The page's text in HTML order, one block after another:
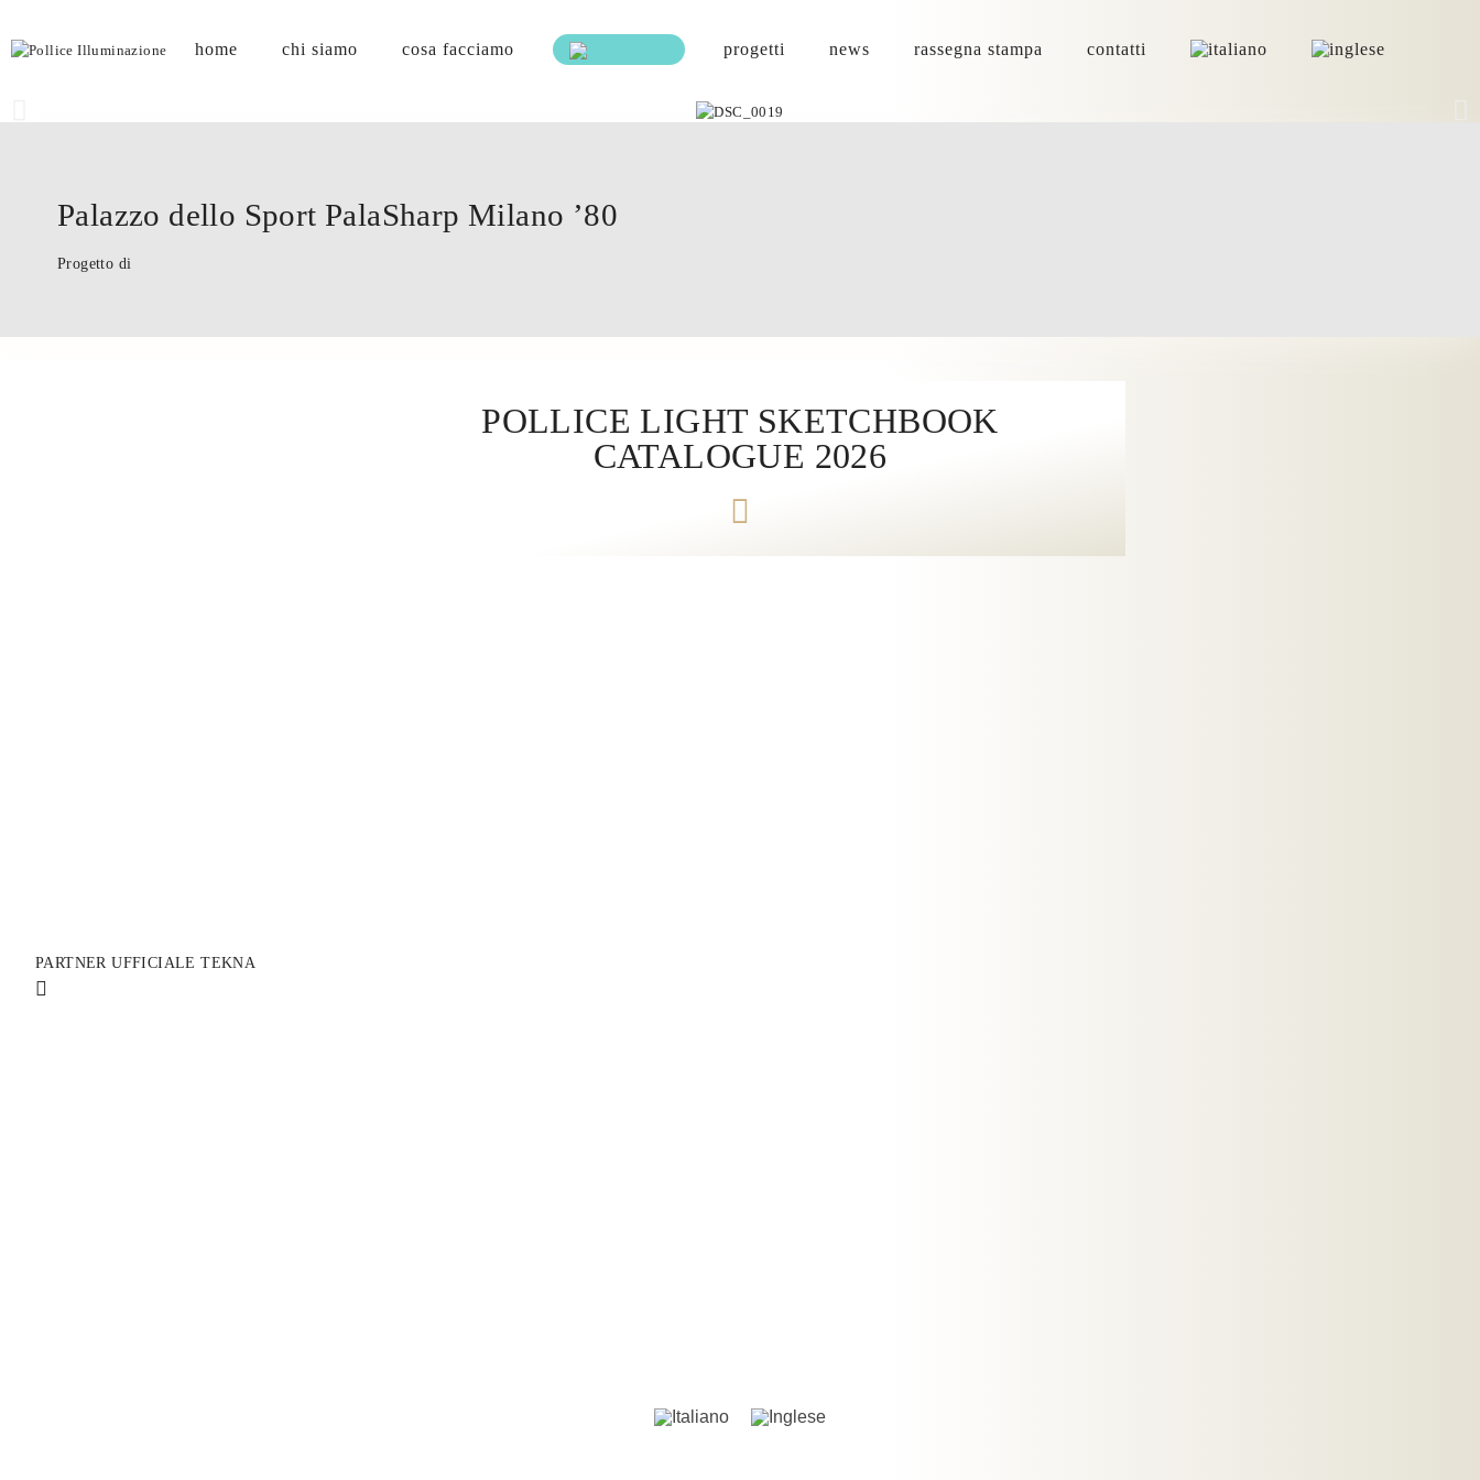
home chi siamo cosa facciamo progetti news rassegna stampa contatti
Palazzo dello Sport PalaSharp Milano ’80
Progetto di
POLLICE LIGHT SKETCHBOOK
CATALOGUE 2026
PARTNER UFFICIALE TEKNA